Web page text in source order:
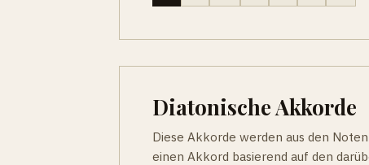
Diatonische Akkorde
Diese Akkorde werden aus den
einen Akkord basierend auf den